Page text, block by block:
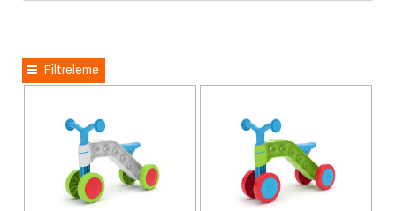
Filtreleme